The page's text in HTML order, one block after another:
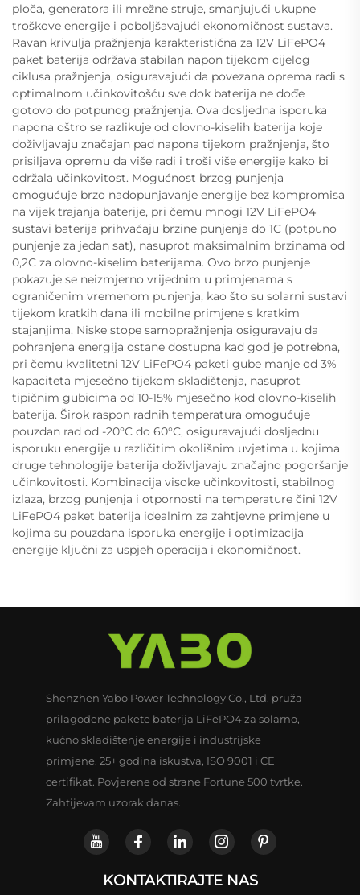
ploča, generatora ili mrežne struje, smanjujući ukupne
troškove energije i poboljšavajući ekonomičnost sustava.
Ravan krivulja pražnjenja karakteristična za 12V LiFePO4
paket baterija održava stabilan napon tijekom cijelog
ciklusa pražnjenja, osiguravajući da povezana oprema radi s
optimalnom učinkovitošću sve dok baterija ne dođe
gotovo do potpunog pražnjenja. Ova dosljedna isporuka
napona oštro se razlikuje od olovno-kiselih baterija koje
doživljavaju značajan pad napona tijekom pražnjenja, što
prisiljava opremu da više radi i troši više energije kako bi
održala učinkovitost. Mogućnost brzog punjenja
omogućuje brzo nadopunjavanje energije bez kompromisa
na vijek trajanja baterije, pri čemu mnogi 12V LiFePO4
sustavi baterija prihvaćaju brzine punjenja do 1C (potpuno
punjenje za jedan sat), nasuprot maksimalnim brzinama od
0,2C za olovno-kiselim baterijama. Ovo brzo punjenje
pokazuje se neizmjerno vrijednim u primjenama s
ograničenim vremenom punjenja, kao što su solarni sustavi
tijekom kratkih dana ili mobilne primjene s kratkim
stajanjima. Niske stope samopražnjenja osiguravaju da
pohranjena energija ostane dostupna kad god je potrebna,
pri čemu kvalitetni 12V LiFePO4 paketi gube manje od 3%
kapaciteta mjesečno tijekom skladištenja, nasuprot
tipičnim gubicima od 10-15% mjesečno kod olovno-kiselih
baterija. Širok raspon radnih temperatura omogućuje
pouzdan rad od -20°C do 60°C, osiguravajući dosljednu
isporuku energije u različitim okolišnim uvjetima u kojima
druge tehnologije baterija doživljavaju značajno pogoršanje
učinkovitosti. Kombinacija visoke učinkovitosti, stabilnog
izlaza, brzog punjenja i otpornosti na temperature čini 12V
LiFePO4 paket baterija idealnim za zahtjevne primjene u
kojima su pouzdana isporuka energije i optimizacija
energije ključni za uspjeh operacija i ekonomičnost.
Shenzhen Yabo Power Technology Co., Ltd. pruža
prilagođene pakete baterija LiFePO4 za solarno,
kućno skladištenje energije i industrijske
primjene. 25+ godina iskustva, ISO 9001 i CE
certifikat. Povjerene od strane Fortune 500 tvrtke.
Zahtijevam uzorak danas.
KONTAKTIRAJTE NAS